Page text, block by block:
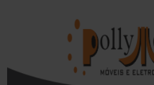
Bom Jesus da Lapa
Boquira